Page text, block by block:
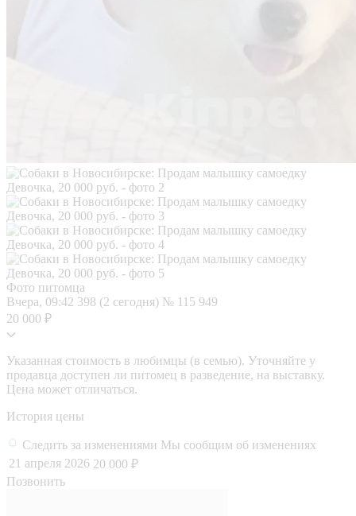
Фото питомца
Вчера, 09:42 398 (2 сегодня) № 115 949
20 000 ₽
Указанная стоимость в любимцы (в семью). Уточняйте у
продавца доступен ли питомец в разведение, на выставку.
Цена может отличаться.
История цены
Следить за изменениями Мы сообщим об изменениях
21 апреля 2026 20 000 ₽
Позвонить